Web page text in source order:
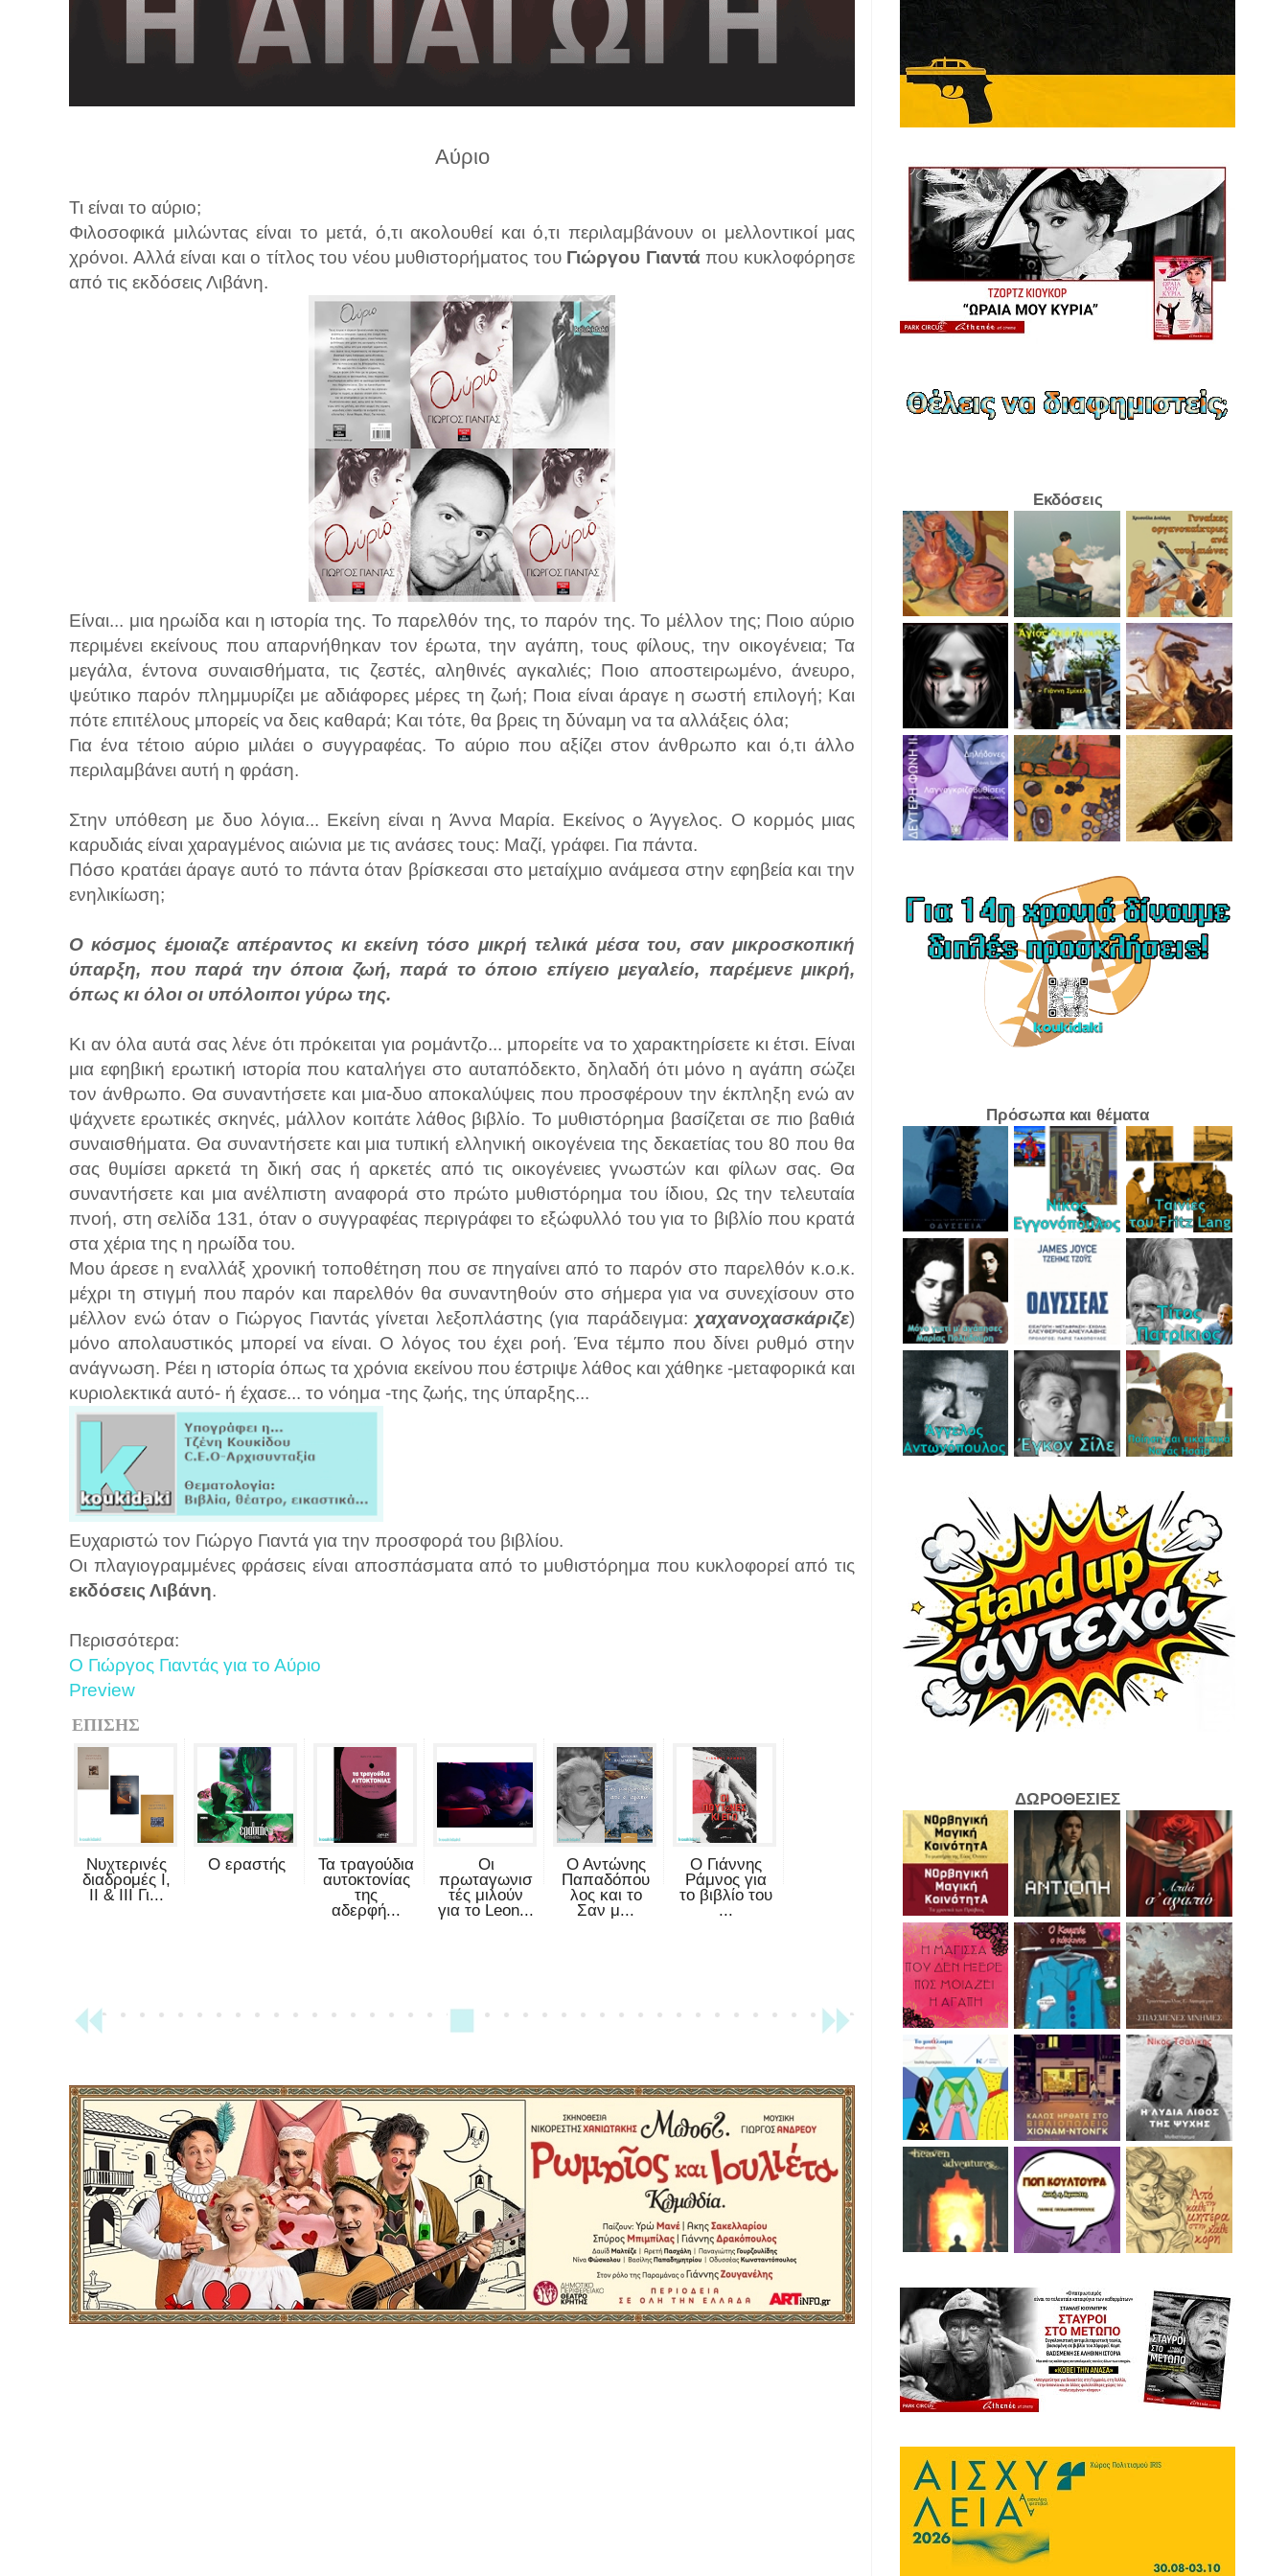
Αύριο
Τι είναι το αύριο;
Φιλοσοφικά μιλώντας είναι το μετά, ό,τι ακολουθεί και ό,τι περιλαμβάνουν οι μελλοντικοί μας
χρόνοι. Αλλά είναι και ο τίτλος του νέου μυθιστορήματος του Γιώργου Γιαντάπου κυκλοφόρησε
από τις εκδόσεις Λιβάνη.
Είναι... μια ηρωίδα και η ιστορία της. Το παρελθόν της, το παρόν της. Το μέλλον της; Ποιο αύριο
περιμένει εκείνους που απαρνήθηκαν τον έρωτα, την αγάπη, τους φίλους, την οικογένεια; Τα
μεγάλα, έντονα συναισθήματα, τις ζεστές, αληθινές αγκαλιές; Ποιο αποστειρωμένο, άνευρο,
ψεύτικο παρόν πλημμυρίζει με αδιάφορες μέρες τη ζωή; Ποια είναι άραγε η σωστή επιλογή; Και
πότε επιτέλους μπορείς να δεις καθαρά; Και τότε, θα βρεις τη δύναμη να τα αλλάξεις όλα;
Για ένα τέτοιο αύριο μιλάει ο συγγραφέας. Το αύριο που αξίζει στον άνθρωπο και ό,τι άλλο
περιλαμβάνει αυτή η φράση.
Στην υπόθεση με δυο λόγια... Εκείνη είναι η Άννα Μαρία. Εκείνος ο Άγγελος. Ο κορμός μιας
καρυδιάς είναι χαραγμένος αιώνια με τις ανάσες τους: Μαζί, γράφει. Για πάντα.
Πόσο κρατάει άραγε αυτό το πάντα όταν βρίσκεσαι στο μεταίχμιο ανάμεσα στην εφηβεία και την
ενηλικίωση;
Ο κόσμος έμοιαζε απέραντος κι εκείνη τόσο μικρή τελικά μέσα του, σαν μικροσκοπική
ύπαρξη, που παρά την όποια ζωή, παρά το όποιο επίγειο μεγαλείο, παρέμενε μικρή,
όπως κι όλοι οι υπόλοιποι γύρω της.
Κι αν όλα αυτά σας λένε ότι πρόκειται για ρομάντζο... μπορείτε να το χαρακτηρίσετε κι έτσι. Είναι
μια εφηβική ερωτική ιστορία που καταλήγει στο αυταπόδεκτο, δηλαδή ότι μόνο η αγάπη σώζει
τον άνθρωπο. Θα συναντήσετε και μια-δυο αποκαλύψεις που προσφέρουν την έκπληξη ενώ αν
ψάχνετε ερωτικές σκηνές, μάλλον κοιτάτε λάθος βιβλίο. Το μυθιστόρημα βασίζεται σε πιο βαθιά
συναισθήματα. Θα συναντήσετε και μια τυπική ελληνική οικογένεια της δεκαετίας του 80 που θα
σας θυμίσει αρκετά τη δική σας ή αρκετές από τις οικογένειες γνωστών και φίλων σας. Θα
συναντήσετε και μια ανέλπιστη αναφορά στο πρώτο μυθιστόρημα του ίδιου, Ως την τελευταία
πνοή, στη σελίδα 131, όταν ο συγγραφέας περιγράφει το εξώφυλλό του για το βιβλίο που κρατά
στα χέρια της η ηρωίδα του.
Μου άρεσε η εναλλάξ χρονική τοποθέτηση που σε πηγαίνει από το παρόν στο παρελθόν κ.ο.κ.
μέχρι τη στιγμή που παρόν και παρελθόν θα συναντηθούν στο σήμερα για να συνεχίσουν στο
μέλλον ενώ όταν ο Γιώργος Γιαντάς γίνεται λεξοπλάστης (για παράδειγμα: χαχανοχασκάριζε)
μόνο απολαυστικός μπορεί να είναι. Ο λόγος του έχει ροή. Ένα τέμπο που δίνει ρυθμό στην
ανάγνωση. Ρέει η ιστορία όπως τα χρόνια εκείνου που έστριψε λάθος και χάθηκε -μεταφορικά και
κυριολεκτικά αυτό- ή έχασε... το νόημα -της ζωής, της ύπαρξης...
Ευχαριστώ τον Γιώργο Γιαντά για την προσφορά του βιβλίου.
Οι πλαγιογραμμένες φράσεις είναι αποσπάσματα από το μυθιστόρημα που κυκλοφορεί από τις
εκδόσεις Λιβάνη.
Περισσότερα:
Ο Γιώργος Γιαντάς για το Αύριο
Preview
ΕΠΙΣΗΣ
Νυχτερινές
διαδρομές Ι,
ΙΙ & ΙΙΙ Γι...
Ο εραστής
Τα τραγούδια
αυτοκτονίας
της
αδερφή...
Οι
πρωταγωνισ
τές μιλούν
για το Leon...
Ο Αντώνης
Παπαδόπου
λος και το
Σαν μ...
Ο Γιάννης
Ράμνος για
το βιβλίο του
...
Εκδόσεις
Πρόσωπα και θέματα
ΔΩΡΟΘΕΣΙΕΣ